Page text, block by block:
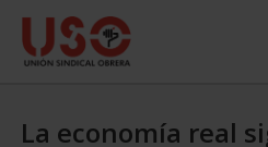
La economía real